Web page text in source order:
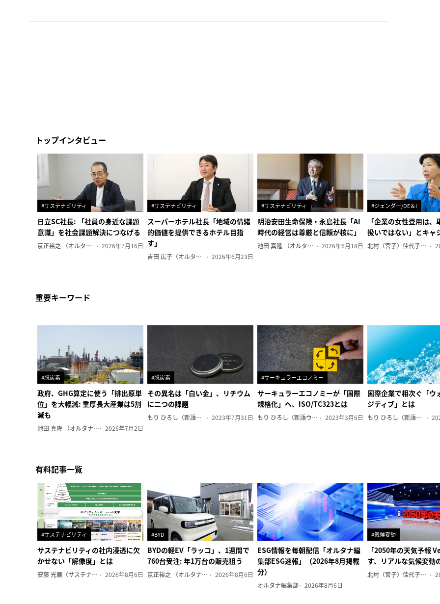
トップインタビュー
#サステナビリティ
日立SC社長: 「社員の身近な課題
意識」を社会課題解決につなげる
京正裕之 （オルタナ副編集長） 2026年7月16日
#サステナビリティ
スーパーホテル社長「地域の情緒
的価値を提供できるホテル目指
す」
吉田 広子（オルタナ輪番編集長） 2026年6月23日
#サステナビリティ
明治安田生命保険・永島社長「AI
時代の経営は尊厳と信頼が核に」
池田 真隆 （オルタナ輪番編集長） 2026年6月18日
#ジェンダー/DE＆I
「企業の女性登用は、
扱いではない」とキャ
北村（宮子）佳代子（オルタナ輪番編集長）
重要キーワード
#脱炭素
政府、GHG算定に使う「排出原単
位」を大幅減: 重厚長大産業は5割
減も
池田 真隆 （オルタナ輪番編集長） 2026年7月2日
#脱炭素
その異名は「白い金」、リチウム
に二つの課題
もり ひろし（新語ウォッチャー） 2023年7月31日
#サーキュラーエコノミー
サーキュラーエコノミーが「国際
規格化」へ、ISO/TC323とは
もり ひろし（新語ウォッチャー） 2023年3月6日
国際企業で相次ぐ「ウ
ジティブ」とは
もり ひろし（新語ウォッチャー）
有料記事一覧
#サステナビリティ
サステナビリティの社内浸透に欠
かせない「解像度」とは
安藤 光展（サステナビリティ・コンサルタント） 2026年8月6日
#BYD
BYDの軽EV「ラッコ」、1週間で
760台受注: 年1万台の販売狙う
京正裕之 （オルタナ副編集長） 2026年8月6日
ESG情報を毎朝配信「オルタナ編
集部ESG速報」（2026年8月掲載
分）
オルタナ編集部 2026年8月6日
#気候変動
「2050年の天気予報
す、リアルな気候変動
北村（宮子）佳代子（オルタナ輪番編集長）